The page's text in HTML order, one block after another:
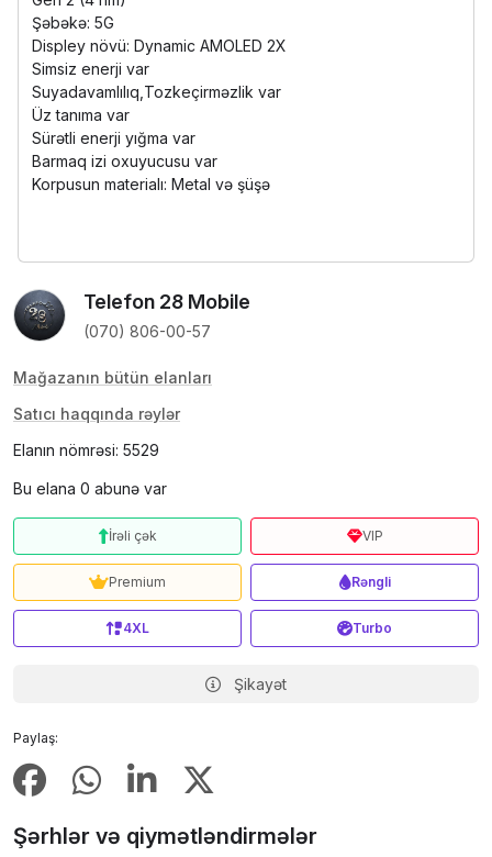
Şəbəkə: 5G
Displey növü: Dynamic AMOLED 2Х
Simsiz enerji var
Suyadavamlılıq,Tozkeçirməzlik var
Üz tanıma var
Sürətli enerji yığma var
Barmaq izi oxuyucusu var
Korpusun materialı: Metal və şüşə
Telefon 28 Mobile
(070) 806-00-57
Mağazanın bütün elanları
Satıcı haqqında rəylər
Elanın nömrəsi: 5529
Bu elana 0 abunə var
Paylaş:
İrəli çək VIP
Premium Rəngli
4XL Turbo
Şikayət
Şərhlər və qiymətləndirmələr